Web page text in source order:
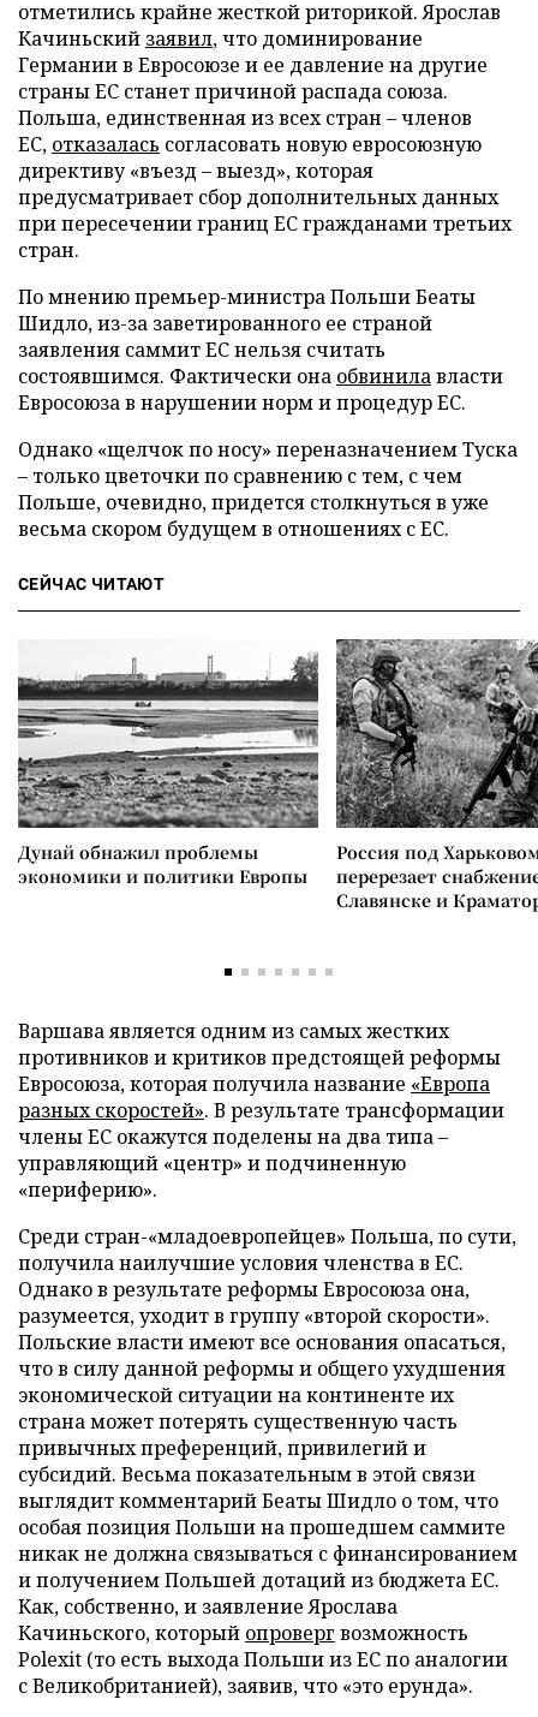
отметились крайне жесткой риторикой. Ярослав
Качиньский заявил, что доминирование
Германии в Евросоюзе и ее давление на другие
страны ЕС станет причиной распада союза.
Польша, единственная из всех стран – членов
ЕС, отказалась согласовать новую евросоюзную
директиву «въезд – выезд», которая
предусматривает сбор дополнительных данных
при пересечении границ ЕС гражданами третьих
стран.
По мнению премьер-министра Польши Беаты
Шидло, из-за заветированного ее страной
заявления саммит ЕС нельзя считать
состоявшимся. Фактически она обвинилавласти
Евросоюза в нарушении норм и процедур ЕС.
Однако «щелчок по носу» переназначением Туска
– только цветочки по сравнению с тем, с чем
Польше, очевидно, придется столкнуться в уже
весьма скором будущем в отношениях с ЕС.
СЕЙЧАС ЧИТАЮТ
Дунай обнажил проблемы
экономики и политики Европы
Россия под
перерезает
Славянске и
Варшава является одним из самых жестких
противников и критиков предстоящей реформы
Евросоюза, которая получила название «Европа
разных скоростей». В результате трансформации
члены ЕС окажутся поделены на два типа –
управляющий «центр» и подчиненную
«периферию».
Среди стран-«младоевропейцев» Польша, по сути,
получила наилучшие условия членства в ЕС.
Однако в результате реформы Евросоюза она,
разумеется, уходит в группу «второй скорости».
Польские власти имеют все основания опасаться,
что в силу данной реформы и общего ухудшения
экономической ситуации на континенте их
страна может потерять существенную часть
привычных преференций, привилегий и
субсидий. Весьма показательным в этой связи
выглядит комментарий Беаты Шидло о том, что
особая позиция Польши на прошедшем саммите
никак не должна связываться с финансированием
и получением Польшей дотаций из бюджета ЕС.
Как, собственно, и заявление Ярослава
Качиньского, который опроверг возможность
Polexit (то есть выхода Польши из ЕС по аналогии
с Великобританией), заявив, что «это ерунда».